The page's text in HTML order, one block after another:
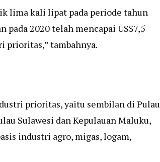
lima kali lipat pada periode tahun
pada 2020 telah mencapai US$7,5
prioritas,” tambahnya.
prioritas, yaitu sembilan di Pulau
Sulawesi dan Kepulauan Maluku,
industri agro, migas, logam,